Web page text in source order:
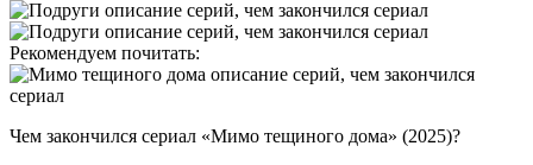
Рекомендуем почитать:
Чем закончился сериал «Мимо тещиного дома» (2025)?